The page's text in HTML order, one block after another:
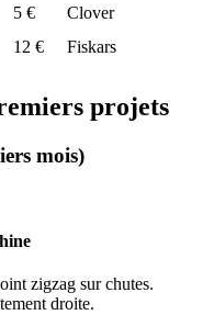
5 €
Clover
12 € Fiskars
projets
mois)
zigzag sur chutes.
droite.